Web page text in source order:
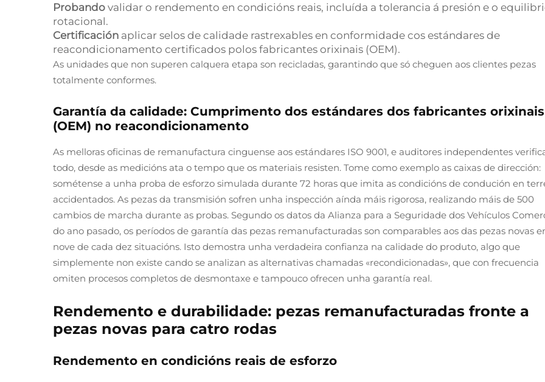
Probando validar o rendemento en condicións reais, incluída a tolerancia á presión e o
rotacional.
Certificación aplicar selos de calidade rastrexables en conformidade cos estándares de
reacondicionamento certificados polos fabricantes orixinais (OEM).
As unidades que non superen calquera etapa son recicladas, garantindo que só cheguen aos clientes pezas
totalmente conformes.
Garantía da calidade: Cumprimento dos estándares dos fabricantes orixinais
(OEM) no reacondicionamento
As melloras oficinas de remanufactura cinguense aos estándares ISO 9001, e auditores independentes
todo, desde as medicións ata o tempo que os materiais resisten. Tome como exemplo as caixas de dirección:
sométense a unha proba de esforzo simulada durante 72 horas que imita as condicións de condución en
accidentados. As pezas da transmisión sofren unha inspección aínda máis rigorosa, realizando máis de 500
cambios de marcha durante as probas. Segundo os datos da Alianza para a Seguridade dos Vehículos
do ano pasado, os períodos de garantía das pezas remanufacturadas son comparables aos das pezas novas
nove de cada dez situacións. Isto demostra unha verdadeira confianza na calidade do produto, algo que
simplemente non existe cando se analizan as alternativas chamadas «recondicionadas», que con frecuencia
omiten procesos completos de desmontaxe e tampouco ofrecen unha garantía real.
Rendemento e durabilidade: pezas remanufacturadas fronte a
pezas novas para catro rodas
Rendemento en condicións reais de esforzo